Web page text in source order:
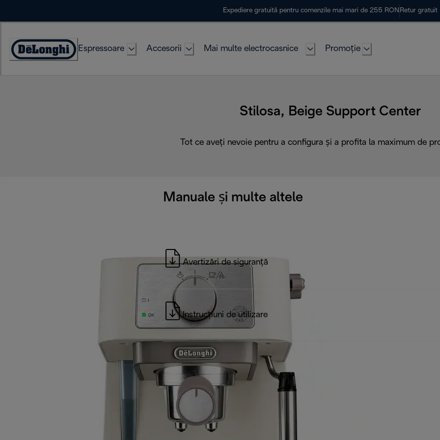
Expediere gratuită pentru comenzile mai mari de 255 RON Retur gratuit
Accessibility
Espressoare Accesorii Mai multe electrocasnice Promoție
Stilosa, Beige Support Center
Tot ce aveți nevoie pentru a configura și a profita la maximum de
Manuale și multe altele
Avertizări de siguranță
Instrucțiuni de utilizare